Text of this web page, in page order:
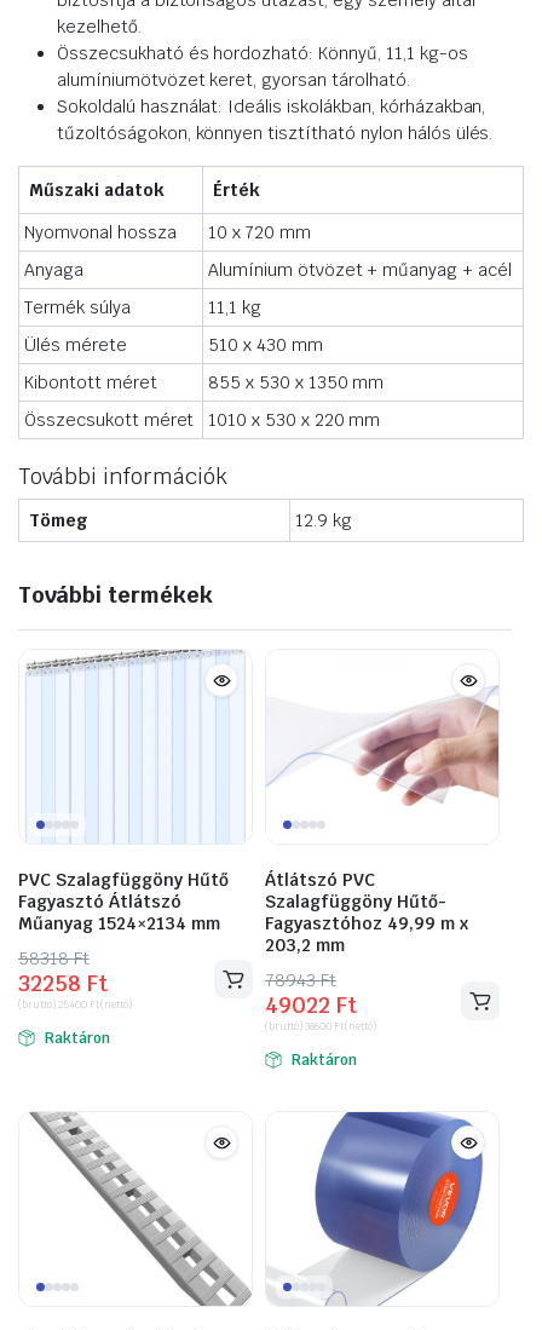
kezelhető.
Összecsukható és hordozható: Könnyű, 11,1 kg-os
alumíniumötvözet keret, gyorsan tárolható.
Sokoldalú használat: Ideális iskolákban, kórházakban,
tűzoltóságokon, könnyen tisztítható nylon hálós ülés.
Műszaki adatok
Érték
Nyomvonal hossza
10 x 720 mm
Anyaga
Alumínium ötvözet + műanyag + acél
Termék súlya
11,1 kg
Ülés mérete
510 x 430 mm
Kibontott méret
855 x 530 x 1350 mm
Összecsukott méret
1010 x 530 x 220 mm
További információk
Tömeg 12.9 kg
További termékek
PVC Szalagfüggöny Hűtő
Fagyasztó Átlátszó
Műanyag 1524×2134 mm
58318Ft
Original
price
was:
58318 Ft.
32258 Ft
Current
price
is:
32258 Ft.
(bruttó)25400 Ft(nettó)
Raktáron
Átlátszó PVC
Szalagfüggöny Hűtő-
Fagyasztóhoz 49,99 m x
203,2 mm
78943Ft
Original
price
was:
78943 Ft.
49022 Ft
Current
price
is:
49022 Ft.
(bruttó)38600 Ft(nettó)
Raktáron